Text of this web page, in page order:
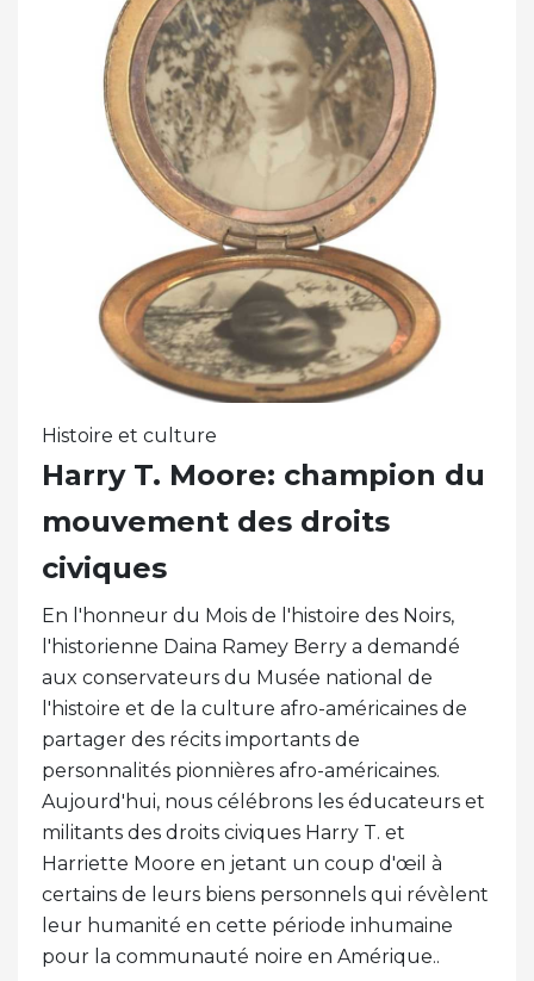
Histoire et culture
Harry T. Moore: champion du
mouvement des droits
civiques
En l'honneur du Mois de l'histoire des Noirs,
l'historienne Daina Ramey Berry a demandé
aux conservateurs du Musée national de
l'histoire et de la culture afro-américaines de
partager des récits importants de
personnalités pionnières afro-américaines.
Aujourd'hui, nous célébrons les éducateurs et
militants des droits civiques Harry T. et
Harriette Moore en jetant un coup d'œil à
certains de leurs biens personnels qui révèlent
leur humanité en cette période inhumaine
pour la communauté noire en Amérique..